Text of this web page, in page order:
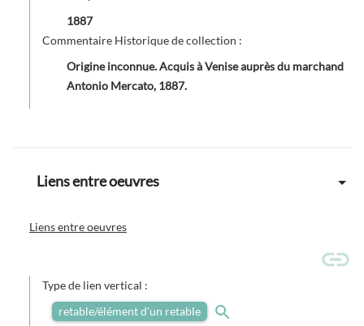
1887
Commentaire Historique de collection :
Origine inconnue. Acquis à Venise auprès du marchand
Antonio Mercato, 1887.
Liens entre oeuvres
Liens entre oeuvres
Type de lien vertical :
retable/élément d'un retable